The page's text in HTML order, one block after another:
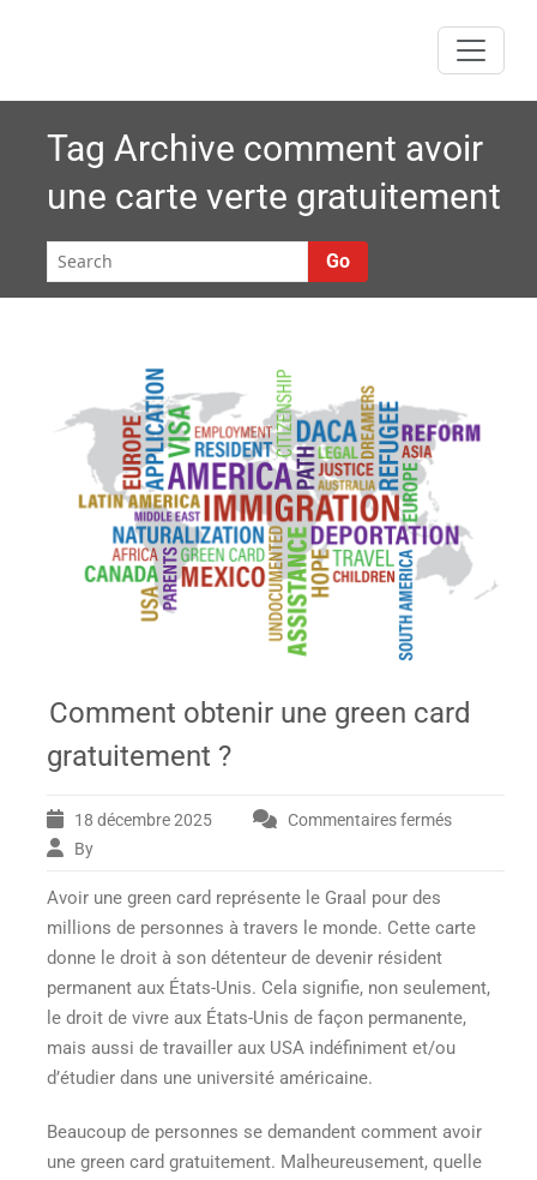
Tag Archive comment avoir
une carte verte gratuitement
Go
Comment obtenir une green card
gratuitement ?
18 décembre 2025 Commentaires ferméssur
green
?
By
Avoir une green card représente le Graal pour des
millions de personnes à travers le monde. Cette carte
donne le droit à son détenteur de devenir résident
permanent aux États-Unis. Cela signifie, non seulement,
le droit de vivre aux États-Unis de façon permanente,
mais aussi de travailler aux USA indéfiniment et/ou
d’étudier dans une université américaine.
Beaucoup de personnes se demandent comment avoir
une green card gratuitement. Malheureusement, quelle